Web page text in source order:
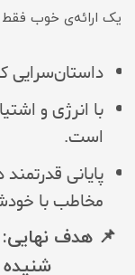
یک ارائه‌ی خوب فقط
داستان‌سرایی
با انرژی و
است.
پایانی
مخاطب با
📌 هدف نهایی: